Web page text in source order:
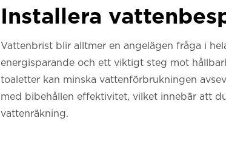
Installera
Vattenbrist blir alltmer en angelägen fråga i
energisparande och ett viktigt steg mot
toaletter kan minska vattenförbrukningen
med bibehållen effektivitet, vilket innebär att
vattenräkning.